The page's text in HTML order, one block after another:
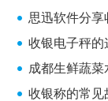
思迅软件分享
收银电子秤的
成都生鲜蔬
收银称的常见